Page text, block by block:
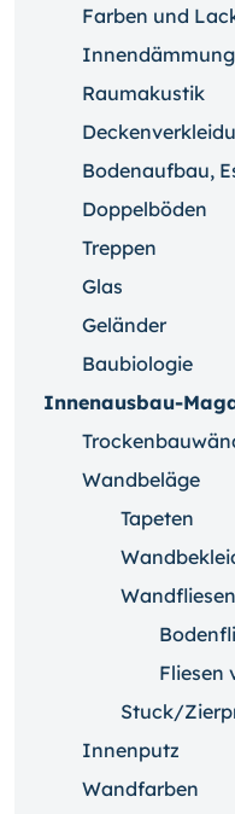
Farben und
Innendämmung
Raumakustik
Bodenaufbau,
Doppelböden
Treppen
Glas
Geländer
Baubiologie
Innenausbau-
Wandbeläge
Tapeten
Wandfliesen
Fliesen
Stuck/
Innenputz
Wandfarben